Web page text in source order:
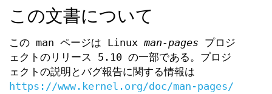
この文書について
この man ページは Linux man-pages プロジ
ェクトのリリース 5.10 の一部である。プロジ
ェクトの説明とバグ報告に関する情報は
https://www.kernel.org/doc/man-pages/